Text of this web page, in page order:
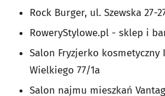
Rock Burger, ul. Szewska 27-
RoweryStylowe.pl - sklep i
Salon Fryzjerko kosmetyczny
Wielkiego 77/1a
Salon najmu mieszkań